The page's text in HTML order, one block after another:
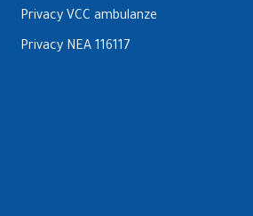
Privacy VCC ambulanze
Privacy NEA 116117